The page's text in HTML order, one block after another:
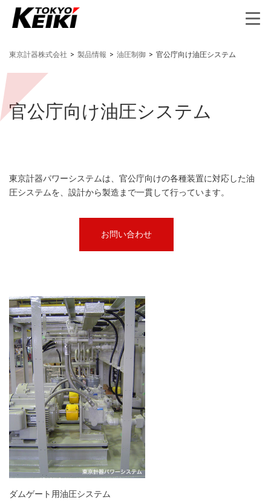
東京計器株式会社 > 製品情報 > 油圧制御 > 官公庁向け油圧システム
官公庁向け油圧システム
東京計器パワーシステムは、官公庁向けの各種装置に対応した油
圧システムを、設計から製造まで一貫して行っています。
お問い合わせ
ダムゲート用油圧システム